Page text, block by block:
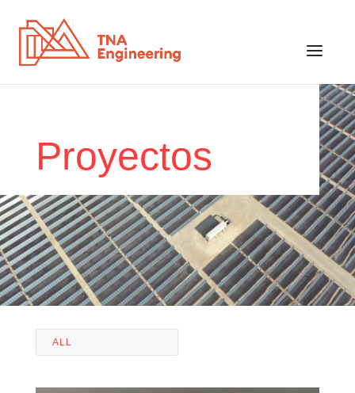
Proyectos
ALL